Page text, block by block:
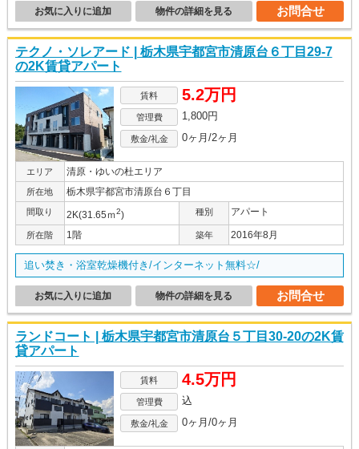
お問合せ
物件の詳細を見る
お気に入りに追加
テクノ・ソレアード | 栃木県宇都宮市清原台６丁目29-7
の2K賃貸アパート
賃料 5.2万円
管理費 1,800円
敷金/礼金 0ヶ月/2ヶ月
エリア 清原・ゆいの杜エリア
所在地 栃木県宇都宮市清原台６丁目
間取り 2K(31.65ｍ2) 種別 アパート
所在階 1階 築年 2016年8月
追い焚き・浴室乾燥機付き/インターネット無料☆/
お問合せ
物件の詳細を見る
お気に入りに追加
ランドコート | 栃木県宇都宮市清原台５丁目30-20の2K賃
貸アパート
賃料 4.5万円
管理費 込
敷金/礼金 0ヶ月/0ヶ月